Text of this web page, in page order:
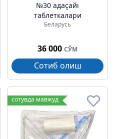
№30 адаçайı
таблеткалари
Беларусь
36 000 СЎМ
Сотиб олиш
сотувда мавжуд